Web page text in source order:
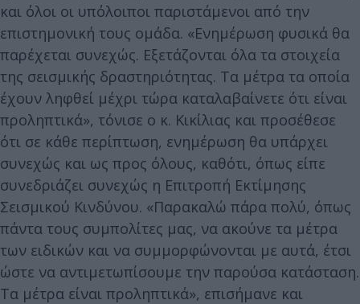
και όλοι οι υπόλοιποι παριστάμενοι από την
επιστημονική τους ομάδα. «Ενημέρωση φυσικά θα
παρέχεται συνεχώς. Εξετάζονται όλα τα στοιχεία
της σεισμικής δραστηριότητας. Τα μέτρα τα οποία
έχουν ληφθεί μέχρι τώρα καταλαβαίνετε ότι είναι
προληπτικά», τόνισε ο κ. Κικίλιας και προσέθεσε
ότι σε κάθε περίπτωση, ενημέρωση θα υπάρχει
συνεχώς και ως προς όλους, καθότι, όπως είπε
συνεδριάζει συνεχώς η Επιτροπή Εκτίμησης
Σεισμικού Κινδύνου. «Παρακαλώ πάρα πολύ, όπως
πάντα τους συμπολίτες μας, να ακούνε τα μέτρα
των ειδικών και να συμμορφώνονται με αυτά, έτσι
ώστε να αντιμετωπίσουμε την παρούσα κατάσταση.
Τα μέτρα είναι προληπτικά», επισήμανε και